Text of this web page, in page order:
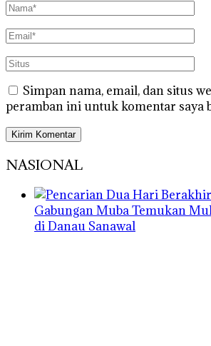
Simpan nama, email, dan situs
peramban ini untuk komentar saya
NASIONAL